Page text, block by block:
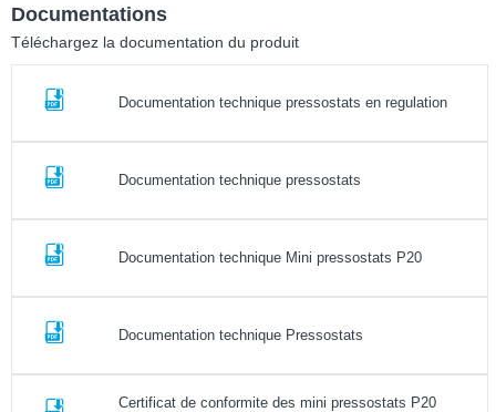
Documentations
Téléchargez la documentation du produit
Documentation technique pressostats en regulation
Documentation technique pressostats
Documentation technique Mini pressostats P20
Documentation technique Pressostats
Certificat de conformite des mini pressostats P20